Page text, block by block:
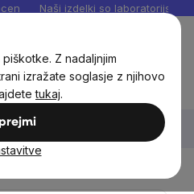
Z nadaljnjim
izražate soglasje z njihovo
tukaj.
Naši izdelki so laboratorijsko